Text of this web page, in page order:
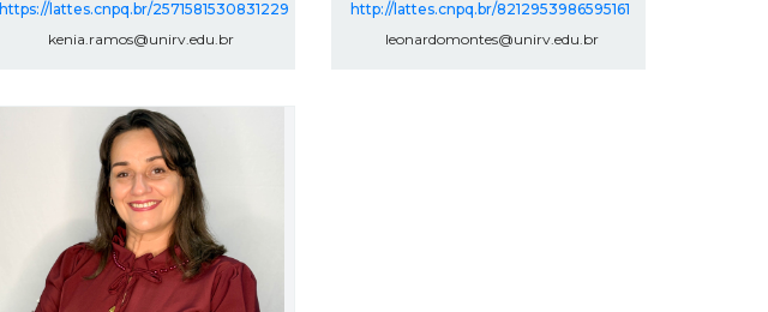
https://lattes.cnpq.br/2571581530831229
kenia.ramos@unirv.edu.br
http://lattes.cnpq.br/8212953986595161
leonardomontes@unirv.edu.br